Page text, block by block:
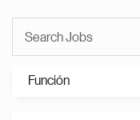
Función